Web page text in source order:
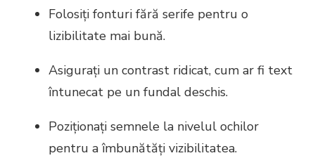
Folosiți fonturi fără serife pentru o
lizibilitate mai bună.
Asigurați un contrast ridicat, cum ar fi text
întunecat pe un fundal deschis.
Poziționați semnele la nivelul ochilor
pentru a îmbunătăți vizibilitatea.